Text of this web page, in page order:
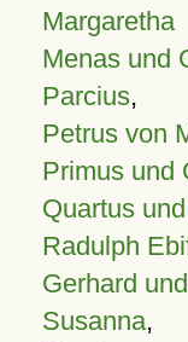
Margaretha
Menas und
Parcius,
Petrus von
Primus und
Quartus
Radulph
Gerhard
Susanna,